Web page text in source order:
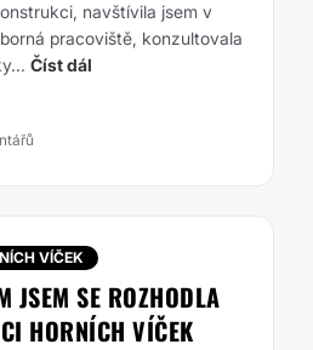
navštívila jsem v
pracoviště, konzultovala
Číst dál
VÍČEK
JSEM SE ROZHODLA
HORNÍCH VÍČEK